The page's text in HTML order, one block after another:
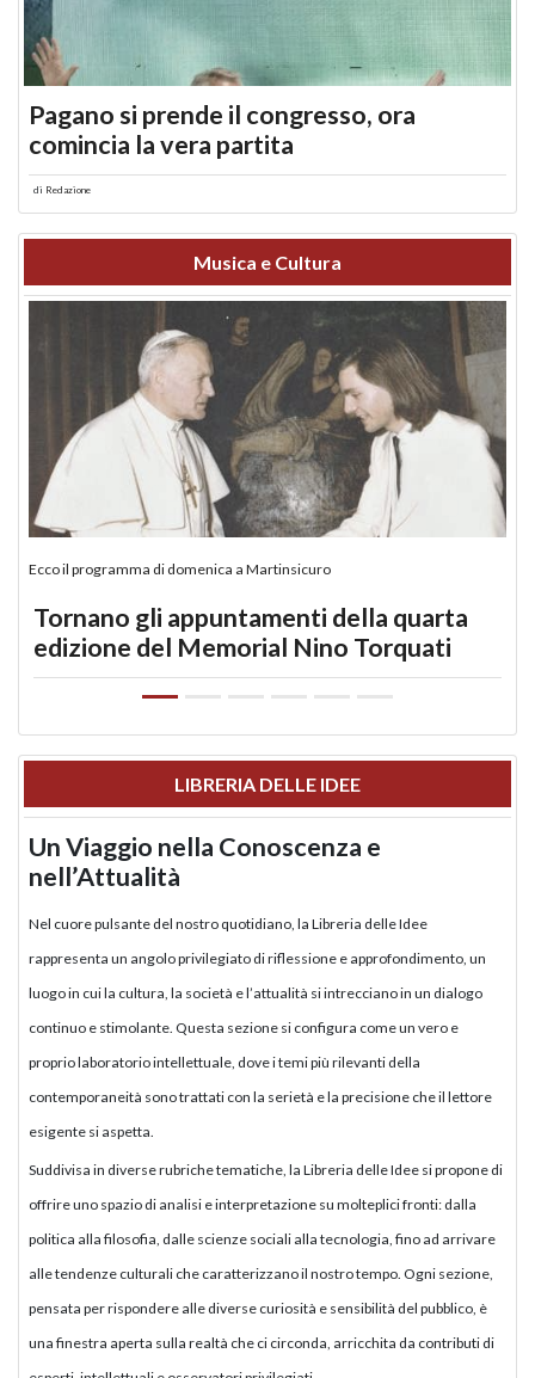
Pagano si prende il congresso, ora
comincia la vera partita
di Redazione
Musica e Cultura
Ecco il programma di domenica a Martinsicuro
Tornano gli appuntamenti della quarta
edizione del Memorial Nino Torquati
LIBRERIA DELLE IDEE
Un Viaggio nella Conoscenza e
nell’Attualità
Nel cuore pulsante del nostro quotidiano, la Libreria delle Idee
rappresenta un angolo privilegiato di riflessione e approfondimento, un
luogo in cui la cultura, la società e l’attualità si intrecciano in un dialogo
continuo e stimolante. Questa sezione si configura come un vero e
proprio laboratorio intellettuale, dove i temi più rilevanti della
contemporaneità sono trattati con la serietà e la precisione che il lettore
esigente si aspetta.
Suddivisa in diverse rubriche tematiche, la Libreria delle Idee si propone di
offrire uno spazio di analisi e interpretazione su molteplici fronti: dalla
politica alla filosofia, dalle scienze sociali alla tecnologia, fino ad arrivare
alle tendenze culturali che caratterizzano il nostro tempo. Ogni sezione,
pensata per rispondere alle diverse curiosità e sensibilità del pubblico, è
una finestra aperta sulla realtà che ci circonda, arricchita da contributi di